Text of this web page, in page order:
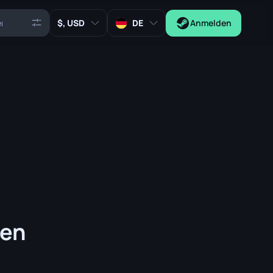
, USD DE Anmelden